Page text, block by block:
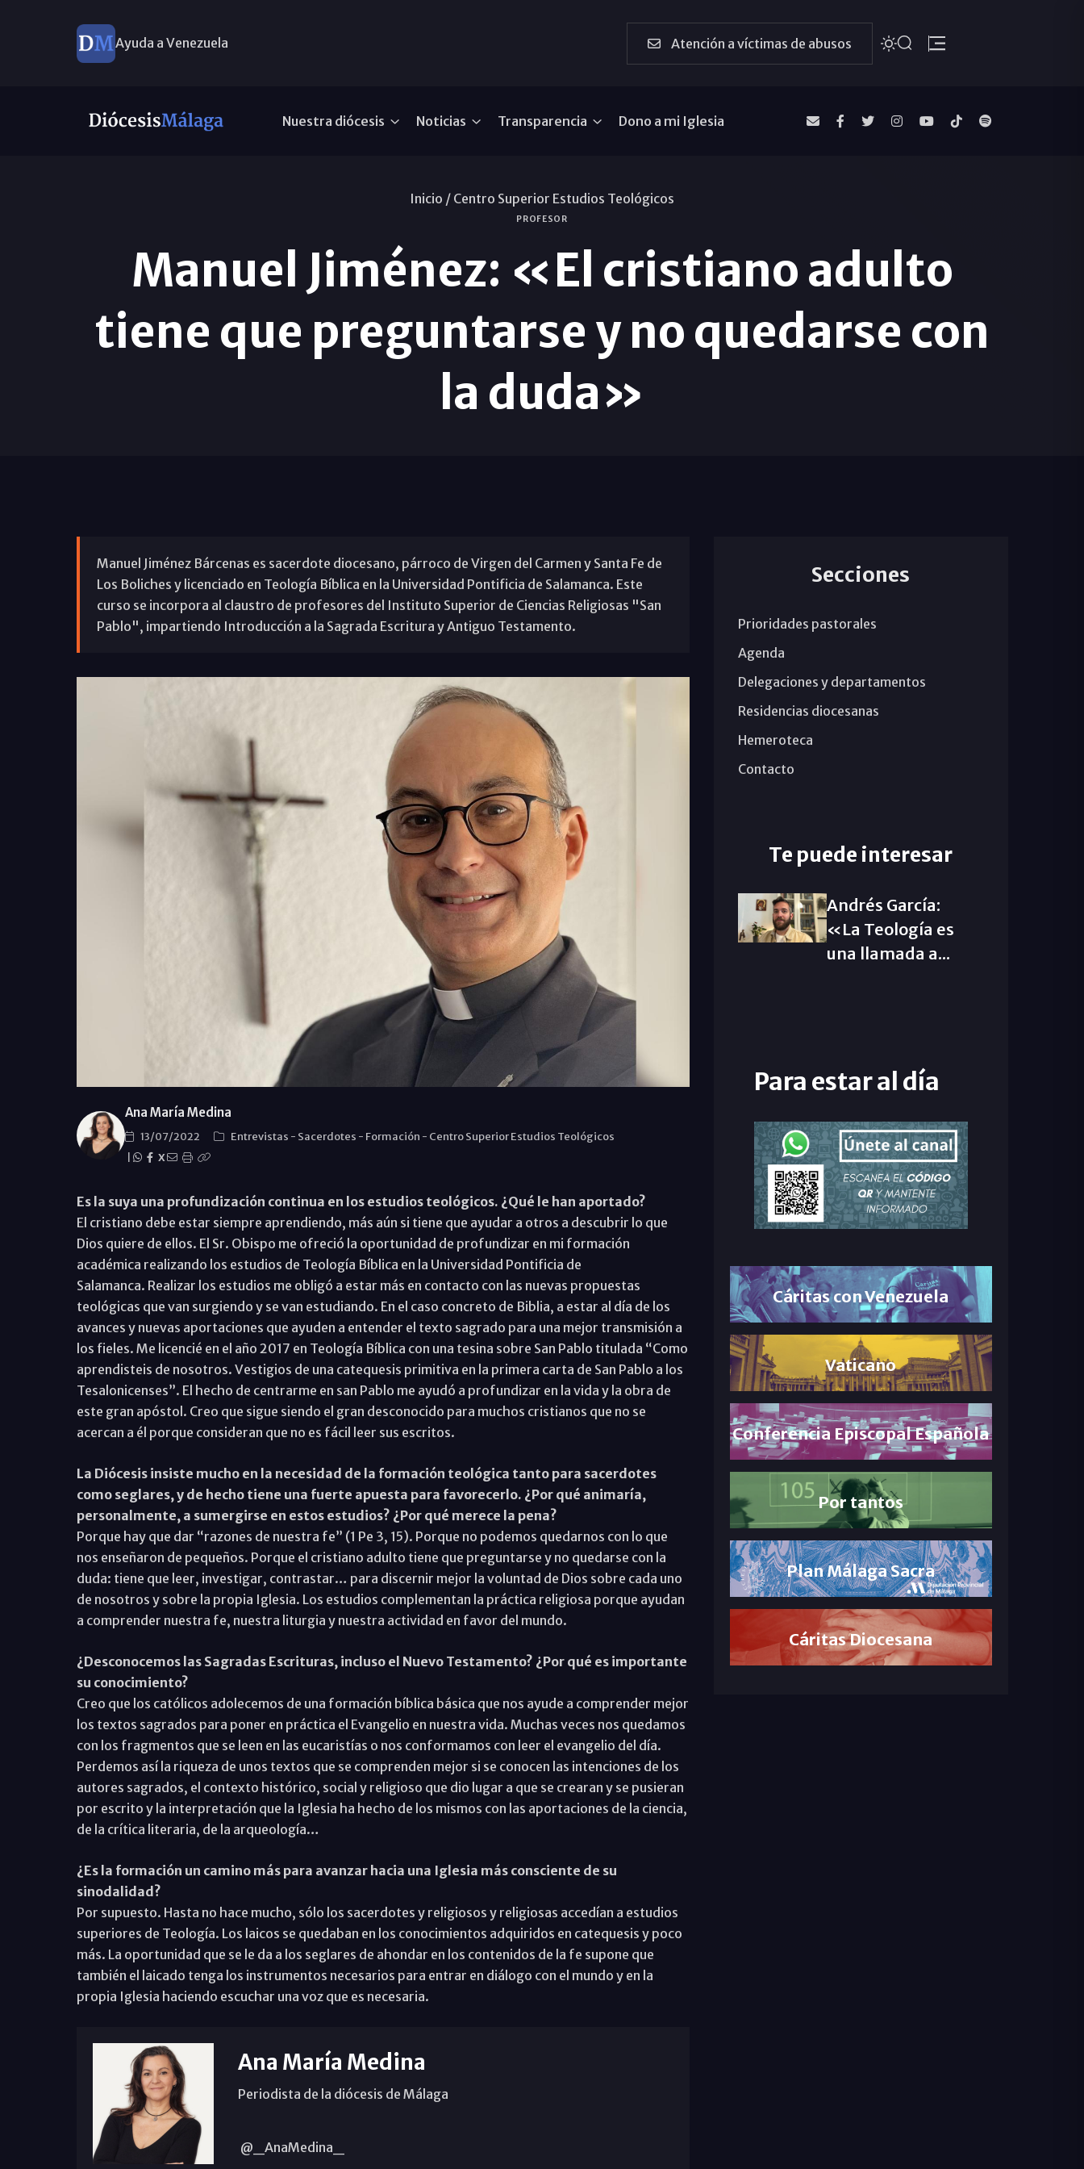
Ayuda a Venezuela Atención a víctimas de abusos
Nuestra diócesis Noticias Transparencia Dono a mi Iglesia
Inicio / Centro Superior Estudios Teológicos
PROFESOR
Manuel Jiménez: «El cristiano adulto
tiene que preguntarse y no quedarse con
la duda»
Manuel Jiménez Bárcenas es sacerdote diocesano, párroco de Virgen del Carmen y Santa Fe de
Los Boliches y licenciado en Teología Bíblica en la Universidad Pontificia de Salamanca. Este
curso se incorpora al claustro de profesores del Instituto Superior de Ciencias Religiosas "San
Pablo", impartiendo Introducción a la Sagrada Escritura y Antiguo Testamento.
Ana María Medina
13/07/2022 Entrevistas - Sacerdotes - Formación - Centro Superior Estudios Teológicos
X
Es la suya una profundización continua en los estudios teológicos. ¿Qué le han aportado?
El cristiano debe estar siempre aprendiendo, más aún si tiene que ayudar a otros a descubrir lo que
Dios quiere de ellos. El Sr. Obispo me ofreció la oportunidad de profundizar en mi formación
académica realizando los estudios de Teología Bíblica en la Universidad Pontificia de
Salamanca. Realizar los estudios me obligó a estar más en contacto con las nuevas propuestas
teológicas que van surgiendo y se van estudiando. En el caso concreto de Biblia, a estar al día de los
avances y nuevas aportaciones que ayuden a entender el texto sagrado para una mejor transmisión a
los fieles. Me licencié en el año 2017 en Teología Bíblica con una tesina sobre San Pablo titulada “Como
aprendisteis de nosotros. Vestigios de una catequesis primitiva en la primera carta de San Pablo a los
Tesalonicenses”. El hecho de centrarme en san Pablo me ayudó a profundizar en la vida y la obra de
este gran apóstol. Creo que sigue siendo el gran desconocido para muchos cristianos que no se
acercan a él porque consideran que no es fácil leer sus escritos.
La Diócesis insiste mucho en la necesidad de la formación teológica tanto para sacerdotes
como seglares, y de hecho tiene una fuerte apuesta para favorecerlo. ¿Por qué animaría,
personalmente, a sumergirse en estos estudios? ¿Por qué merece la pena?
Porque hay que dar “razones de nuestra fe” (1 Pe 3, 15). Porque no podemos quedarnos con lo que
nos enseñaron de pequeños. Porque el cristiano adulto tiene que preguntarse y no quedarse con la
duda: tiene que leer, investigar, contrastar… para discernir mejor la voluntad de Dios sobre cada uno
de nosotros y sobre la propia Iglesia. Los estudios complementan la práctica religiosa porque ayudan
a comprender nuestra fe, nuestra liturgia y nuestra actividad en favor del mundo.
¿Desconocemos las Sagradas Escrituras, incluso el Nuevo Testamento? ¿Por qué es importante
su conocimiento?
Creo que los católicos adolecemos de una formación bíblica básica que nos ayude a comprender mejor
los textos sagrados para poner en práctica el Evangelio en nuestra vida. Muchas veces nos quedamos
con los fragmentos que se leen en las eucaristías o nos conformamos con leer el evangelio del día.
Perdemos así la riqueza de unos textos que se comprenden mejor si se conocen las intenciones de los
autores sagrados, el contexto histórico, social y religioso que dio lugar a que se crearan y se pusieran
por escrito y la interpretación que la Iglesia ha hecho de los mismos con las aportaciones de la ciencia,
de la crítica literaria, de la arqueología…
¿Es la formación un camino más para avanzar hacia una Iglesia más consciente de su
sinodalidad?
Por supuesto. Hasta no hace mucho, sólo los sacerdotes y religiosos y religiosas accedían a estudios
superiores de Teología. Los laicos se quedaban en los conocimientos adquiridos en catequesis y poco
más. La oportunidad que se le da a los seglares de ahondar en los contenidos de la fe supone que
también el laicado tenga los instrumentos necesarios para entrar en diálogo con el mundo y en la
propia Iglesia haciendo escuchar una voz que es necesaria.
Ana María Medina
Periodista de la diócesis de Málaga
@_AnaMedina_
Secciones
Prioridades pastorales
Agenda
Delegaciones y departamentos
Residencias diocesanas
Hemeroteca
Contacto
Te puede interesar
Andrés García:
«La Teología es
una llamada a...
Para estar al día
Cáritas con Venezuela
Vaticano
Conferencia Episcopal Española
Por tantos
Plan Málaga Sacra
Cáritas Diocesana